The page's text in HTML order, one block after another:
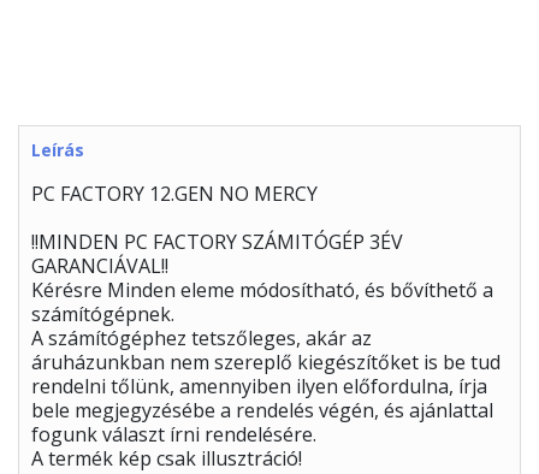
Leírás
PC FACTORY 12.GEN NO MERCY
!!MINDEN PC FACTORY SZÁMITÓGÉP 3ÉV
GARANCIÁVAL!!
Kérésre Minden eleme módosítható, és bővíthető a
számítógépnek.
A számítógéphez tetszőleges, akár az
áruházunkban nem szereplő kiegészítőket is be tud
rendelni tőlünk, amennyiben ilyen előfordulna, írja
bele megjegyzésébe a rendelés végén, és ajánlattal
fogunk választ írni rendelésére.
A termék kép csak illusztráció!